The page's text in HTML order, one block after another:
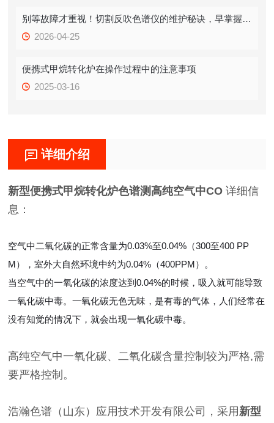
别等故障才重视！切割反吹色谱仪的维护秘诀，早掌握少踩坑
2026-04-25
便携式甲烷转化炉在操作过程中的注意事项
2025-03-16
详细介绍
新型便携式甲烷转化炉色谱测高纯空气中CO详细信
息：
空气中二氧化碳的正常含量为0.03%至0.04%（300至400 PP
M），室外大自然环境中约为0.04%（400PPM）。
当空气中的一氧化碳的浓度达到0.04%的时候，吸入就可能导致
一氧化碳中毒。一氧化碳无色无味，是有毒的气体，人们经常在
没有知觉的情况下，就会出现一氧化碳中毒。
高纯空气中一氧化碳、二氧化碳含量控制较为严格,需
要严格控制。
浩瀚色谱（山东）应用技术开发有限公司，采用新型